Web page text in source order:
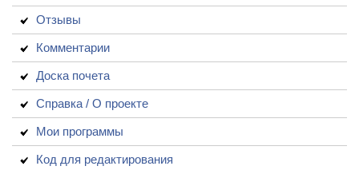
Отзывы
Комментарии
Доска почета
Справка / О проекте
Мои программы
Код для редактирования